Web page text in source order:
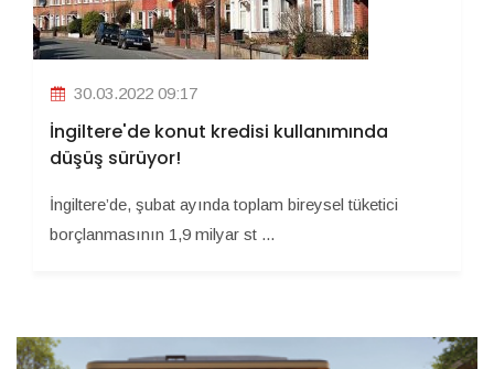
30.03.2022 09:17
İngiltere'de konut kredisi kullanımında
düşüş sürüyor!
İngiltere’de, şubat ayında toplam bireysel tüketici
borçlanmasının 1,9 milyar st ...